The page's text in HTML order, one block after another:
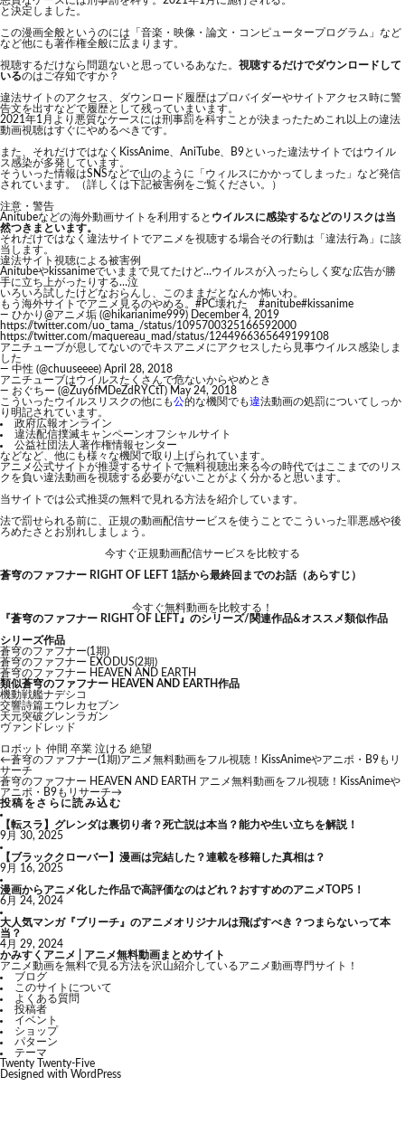
と決定しました。
この漫画全般というのには「音楽・映像・論文・コンピュータープログラム」など
など他にも著作権全般に広まります。
視聴するだけなら問題ないと思っているあなた。 視聴するだけでダウンロードして
いるのはご存知ですか？
違法サイトのアクセス、ダウンロード履歴はプロバイダーやサイトアクセス時に警
告文を出すなどで履歴として残っていまいます。
2021年1月より悪質なケースには刑事罰を科すことが決まったためこれ以上の違法
動画視聴はすぐにやめるべきです。
また、それだけではなくKissAnime、AniTube、B9といった違法サイトではウイル
ス感染が多発しています。
そういった情報はSNSなどで山のように「ウィルスにかかってしまった」など発信
されています。（詳しくは下記被害例をご覧ください。）
注意・警告
Anitubeなどの海外動画サイトを利用すると ウイルスに感染するなどのリスクは当
然つきまといます。
それだけではなく違法サイトでアニメを視聴する場合その行動は「違法行為」に該
当します。
違法サイト視聴による被害例
Anitubeやkissanimeでいままで見てたけど…ウイルスが入ったらしく変な広告が勝
手に立ち上がったりする…泣
いろいろ試したけどなおらんし、このままだとなんか怖いわ。
もう海外サイトでアニメ見るのやめる。 #PC壊れた #anitube#kissanime
— ひかり@アニメ垢 (@hikarianime999)
December 4, 2019
https://twitter.com/uo_tama_/status/1095700325166592000
https://twitter.com/maquereau_mad/status/1244966365649199108
アニチューブが息してないのでキスアニメにアクセスしたら見事ウイルス感染しま
した
— 中性 (@chuuseeee) April 28, 2018
アニチューブはウイルスたくさんで危ないからやめとき
— おぐちー (@Zuy6fMDeZdRYCtT) May 24, 2018
こういったウイルスリスクの他にも公的な機関でも違法動画の処罰についてしっか
り明記されています。
政府広報オンライン
違法配信撲滅キャンペーンオフシャルサイト
公益社団法人著作権情報センター
などなど、他にも様々な機関で取り上げられています。
アニメ公式サイトが推奨するサイトで無料視聴出来る今の時代ではここまでのリス
クを負い違法動画を視聴する必要がないことがよく分かると思います。
当サイトでは公式推奨の無料で見れる方法を紹介しています。
法で罰せられる前に、正規の動画配信サービスを使うことでこういった罪悪感や後
ろめたさとお別れしましょう。
今すぐ正規動画配信サービスを比較する
蒼穹のファフナー RIGHT OF LEFT 1話から最終回までのお話（あらすじ）
今すぐ無料動画を比較する！
『蒼穹のファフナー RIGHT OF LEFT』のシリーズ/関連作品&オススメ類似作品
シリーズ作品
蒼穹のファフナー(1期)
蒼穹のファフナー EXODUS(2期)
蒼穹のファフナー HEAVEN AND EARTH
類似蒼穹のファフナー HEAVEN AND EARTH作品
機動戦艦ナデシコ
交響詩篇エウレカセブン
天元突破グレンラガン
ヴァンドレッド
ロボット 仲間 卒業 泣ける 絶望
←蒼穹のファフナー(1期)アニメ無料動画をフル視聴！KissAnimeやアニポ・B9もリ
サーチ
蒼穹のファフナー HEAVEN AND EARTH アニメ無料動画をフル視聴！KissAnimeや
アニポ・B9もリサーチ→
投稿をさらに読み込む
【転スラ】グレンダは裏切り者？死亡説は本当？能力や生い立ちを解説！
9月 30, 2025
【ブラッククローバー】漫画は完結した？連載を移籍した真相は？
9月 16, 2025
漫画からアニメ化した作品で高評価なのはどれ？おすすめのアニメTOP5！
6月 24, 2024
大人気マンガ『ブリーチ』のアニメオリジナルは飛ばすべき？つまらないって本
当？
4月 29, 2024
かみすくアニメ | アニメ無料動画まとめサイト
アニメ動画を無料で見る方法を沢山紹介しているアニメ動画専門サイト！
ブログ
このサイトについて
よくある質問
投稿者
イベント
ショップ
パターン
テーマ
Twenty Twenty-Five
Designed with WordPress